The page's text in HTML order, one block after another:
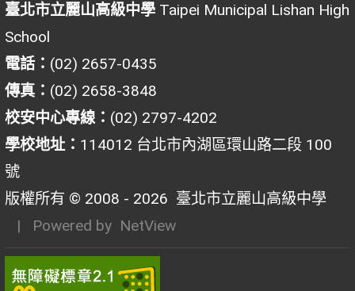
臺北市立麗山高級中學 Taipei Municipal Lishan High
School
電話： (02) 2657-0435
傳真： (02) 2658-3848
校安中心專線： (02) 2797-4202
學校地址： 114012 台北市內湖區環山路二段 100
號
版權所有 © 2008 - 2026 臺北市立麗山高級中學
| Powered by NetView